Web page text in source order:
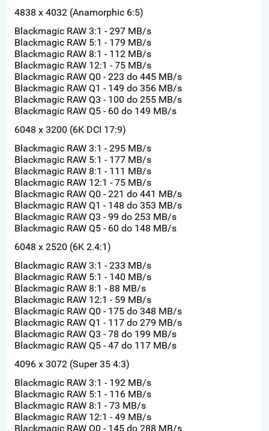
4838 x 4032 (Anamorphic 6:5)
Blackmagic RAW 3:1 - 297 MB/s
Blackmagic RAW 5:1 - 179 MB/s
Blackmagic RAW 8:1 - 112 MB/s
Blackmagic RAW 12:1 - 75 MB/s
Blackmagic RAW Q0 - 223 do 445 MB/s
Blackmagic RAW Q1 - 149 do 356 MB/s
Blackmagic RAW Q3 - 100 do 255 MB/s
Blackmagic RAW Q5 - 60 do 149 MB/s
6048 x 3200 (6K DCI 17:9)
Blackmagic RAW 3:1 - 295 MB/s
Blackmagic RAW 5:1 - 177 MB/s
Blackmagic RAW 8:1 - 111 MB/s
Blackmagic RAW 12:1 - 75 MB/s
Blackmagic RAW Q0 - 221 do 441 MB/s
Blackmagic RAW Q1 - 148 do 353 MB/s
Blackmagic RAW Q3 - 99 do 253 MB/s
Blackmagic RAW Q5 - 60 do 148 MB/s
6048 x 2520 (6K 2.4:1)
Blackmagic RAW 3:1 - 233 MB/s
Blackmagic RAW 5:1 - 140 MB/s
Blackmagic RAW 8:1 - 88 MB/s
Blackmagic RAW 12:1 - 59 MB/s
Blackmagic RAW Q0 - 175 do 348 MB/s
Blackmagic RAW Q1 - 117 do 279 MB/s
Blackmagic RAW Q3 - 78 do 199 MB/s
Blackmagic RAW Q5 - 47 do 117 MB/s
4096 x 3072 (Super 35 4:3)
Blackmagic RAW 3:1 - 192 MB/s
Blackmagic RAW 5:1 - 116 MB/s
Blackmagic RAW 8:1 - 73 MB/s
Blackmagic RAW 12:1 - 49 MB/s
Blackmagic RAW Q0 - 145 do 288 MB/s